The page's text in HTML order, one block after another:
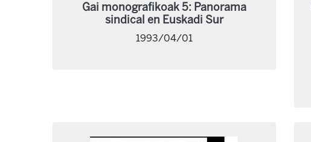
Gai monografikoak 5: Panorama
sindical en Euskadi Sur
1993/04/01